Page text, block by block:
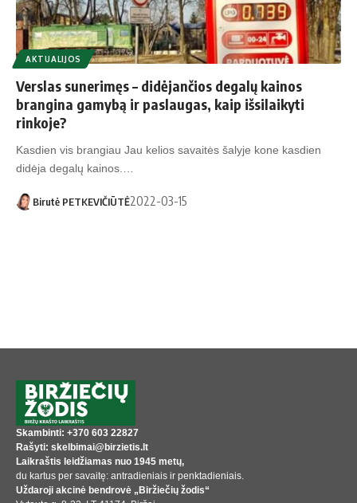
AKTUALIJOS
Verslas sunerimęs – didėjančios degalų kainos
brangina gamybą ir paslaugas, kaip išsilaikyti
rinkoje?
Kasdien vis brangiau Jau kelios savaitės šalyje kone kasdien
didėja degalų kainos.…
Birutė PETKEVIČIŪTĖ2022-03-15
Skambinti: +370 603 22827
Rašyti: skelbimai@birzietis.lt
Laikraštis leidžiamas nuo 1945 metų,
du kartus per savaitę: antradieniais ir penktadieniais.
Uždaroji akcinė bendrovė „Biržiečių žodis“